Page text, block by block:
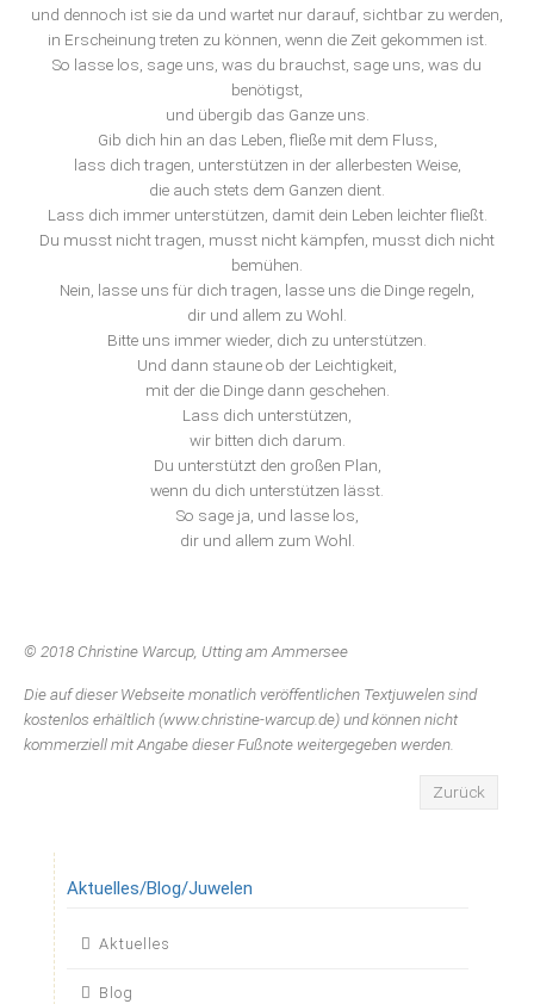
und dennoch ist sie da und wartet nur darauf, sichtbar zu werden,
in Erscheinung treten zu können, wenn die Zeit gekommen ist.
So lasse los, sage uns, was du brauchst, sage uns, was du
benötigst,
und übergib das Ganze uns.
Gib dich hin an das Leben, fließe mit dem Fluss,
lass dich tragen, unterstützen in der allerbesten Weise,
die auch stets dem Ganzen dient.
Lass dich immer unterstützen, damit dein Leben leichter fließt.
Du musst nicht tragen, musst nicht kämpfen, musst dich nicht
bemühen.
Nein, lasse uns für dich tragen, lasse uns die Dinge regeln,
dir und allem zu Wohl.
Bitte uns immer wieder, dich zu unterstützen.
Und dann staune ob der Leichtigkeit,
mit der die Dinge dann geschehen.
Lass dich unterstützen,
wir bitten dich darum.
Du unterstützt den großen Plan,
wenn du dich unterstützen lässt.
So sage ja, und lasse los,
dir und allem zum Wohl.
© 2018 Christine Warcup, Utting am Ammersee
Die auf dieser Webseite monatlich veröffentlichen Textjuwelen sind
kostenlos erhältlich (www.christine-warcup.de) und können nicht
kommerziell mit Angabe dieser Fußnote weitergegeben werden.
Zurück
Aktuelles/Blog/Juwelen
Navigation
Aktuelles
Blog